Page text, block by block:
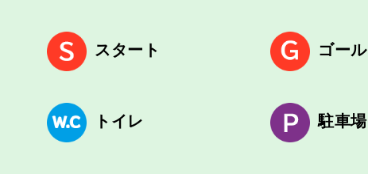
スタート ゴール
トイレ 駐車場